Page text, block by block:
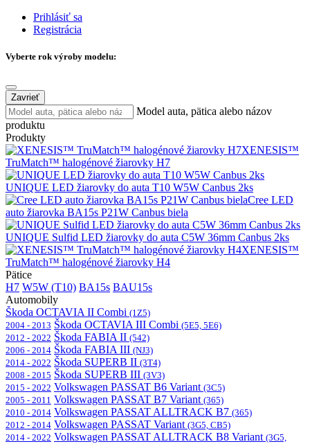
Prihlásiť sa
Registrácia
Vyberte rok výroby modelu:
Zavrieť
Model auta, pätica alebo názov
produktu
Produkty
XENESIS™
TruMatch™ halogénové žiarovky H7
UNIQUE LED žiarovky do auta T10 W5W Canbus 2ks
Cree LED
auto žiarovka BA15s P21W Canbus biela
UNIQUE Sulfid LED žiarovky do auta C5W 36mm Canbus 2ks
XENESIS™
TruMatch™ halogénové žiarovky H4
Pätice
H7 W5W (T10) BA15s BAU15s
Automobily
Škoda OCTAVIA II Combi (1Z5)
2004 - 2013 Škoda OCTAVIA III Combi (5E5, 5E6)
2012 - 2022 Škoda FABIA II (542)
2006 - 2014 Škoda FABIA III (NJ3)
2014 - 2022 Škoda SUPERB II (3T4)
2008 - 2015 Škoda SUPERB III (3V3)
2015 - 2022 Volkswagen PASSAT B6 Variant (3C5)
2005 - 2011 Volkswagen PASSAT B7 Variant (365)
2010 - 2014 Volkswagen PASSAT ALLTRACK B7 (365)
2012 - 2014 Volkswagen PASSAT Variant (3G5, CB5)
2014 - 2022 Volkswagen PASSAT ALLTRACK B8 Variant (3G5,